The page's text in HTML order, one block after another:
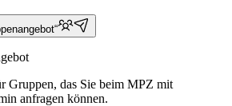
Gruppen, das Sie beim MPZ mit
anfragen können.